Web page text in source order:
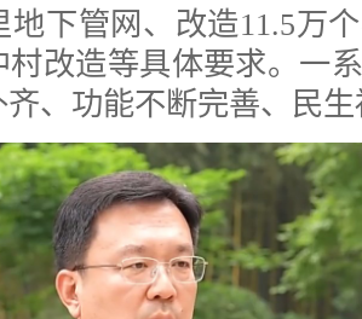
地下管网、改造11.5万
村改造等具体要求。一
、功能不断完善、民